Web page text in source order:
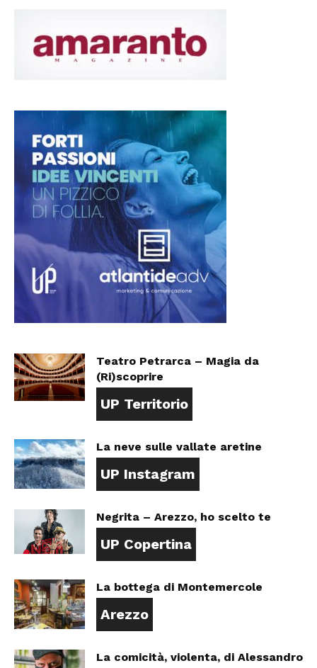
Teatro Petrarca – Magia da
(Ri)scoprire
UP Territorio
La neve sulle vallate aretine
UP Instagram
Negrita – Arezzo, ho scelto te
UP Copertina
La bottega di Montemercole
Arezzo
La comicità, violenta, di Alessandro